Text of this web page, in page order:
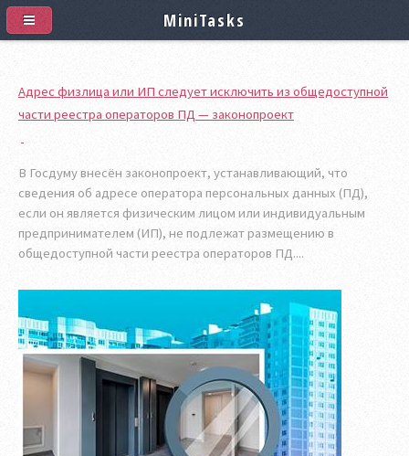
Адрес физлица или ИП следует исключить из общедоступной
части реестра операторов ПД — законопроект
В Госдуму внесён законопроект, устанавливающий, что
сведения об адресе оператора персональных данных (ПД),
если он является физическим лицом или индивидуальным
предпринимателем (ИП), не подлежат размещению в
общедоступной части реестра операторов ПД....
MiniTasks